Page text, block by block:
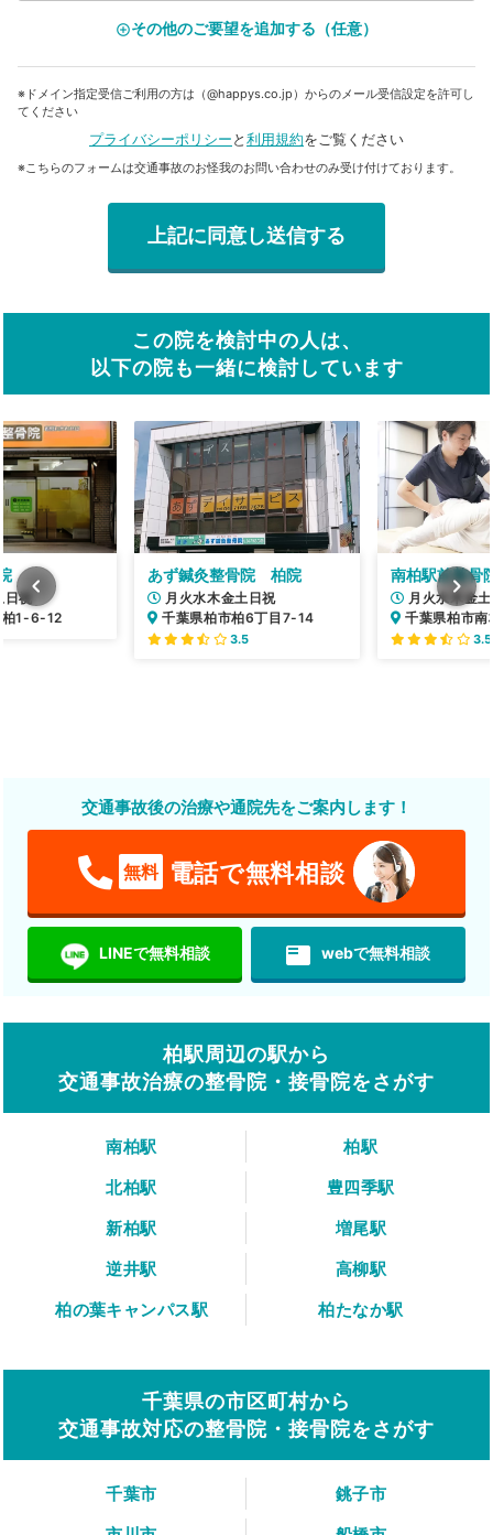
add_circle_outlineその他のご要望を追加する（任意）
※ドメイン指定受信ご利用の方は（@happys.co.jp）からのメール受信設定を許可し
てください
プライバシーポリシーと利用規約をご覧ください
※こちらのフォームは交通事故のお怪我のお問い合わせのみ受け付けております。
この院を検討中の人は、
以下の院も一緒に検討しています
あず鍼灸整骨院 柏院
月火水木金土日祝
千葉県柏市柏6丁目7-14
3.5
南柏駅前整骨
月火水木金
千葉県柏市
3.5
祝
柏1-6-12
交通事故後の治療や通院先をご案内します！
無料 電話で無料相談
LINEで無料相談 featured_play_list webで無料相談
柏駅周辺の駅から
交通事故治療の整骨院・接骨院をさがす
南柏駅
柏駅
北柏駅
豊四季駅
新柏駅
増尾駅
逆井駅
高柳駅
柏の葉キャンパス駅
柏たなか駅
千葉県の市区町村から
交通事故対応の整骨院・接骨院をさがす
千葉市
銚子市